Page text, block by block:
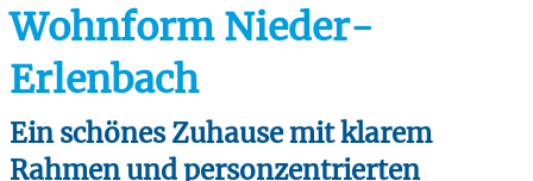
Wohnform Nieder-
Erlenbach
Ein schönes Zuhause mit klarem
Rahmen und personzentrierten